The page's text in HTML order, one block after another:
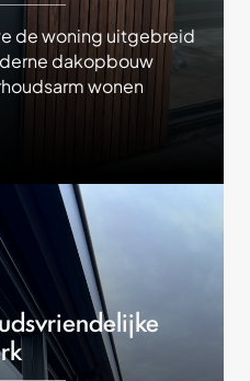
de woning uitgebreid
dakopbouw
wonen